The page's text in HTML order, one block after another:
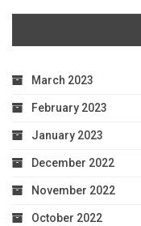
March 2023
February 2023
January 2023
December 2022
November 2022
October 2022